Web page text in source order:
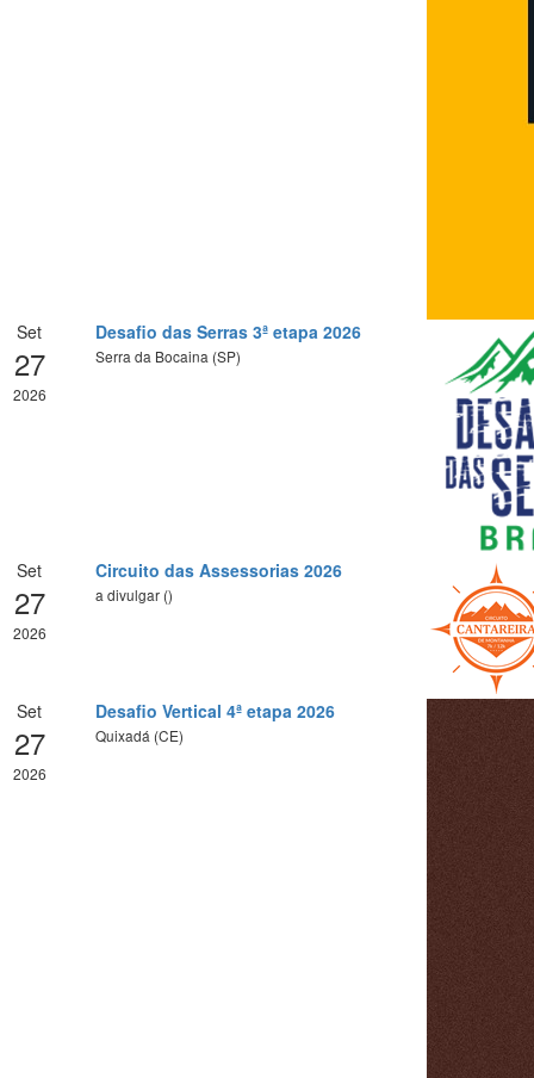
Set
27
2026
Desafio das Serras 3ª etapa 2026
Serra da Bocaina (SP)
Set
27
2026
Circuito das Assessorias 2026
a divulgar ()
Set
27
2026
Desafio Vertical 4ª etapa 2026
Quixadá (CE)